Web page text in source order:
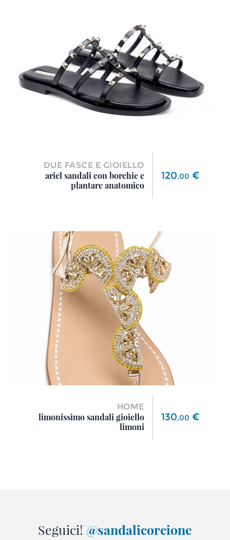
DUE FASCE E GIOIELLO
ariel sandali con borchie e
plantare anatomico
Prezzo
120,00 €
HOME
limonissimo sandali gioiello
limoni
Prezzo
130,00 €
Seguici! @sandalicorcione